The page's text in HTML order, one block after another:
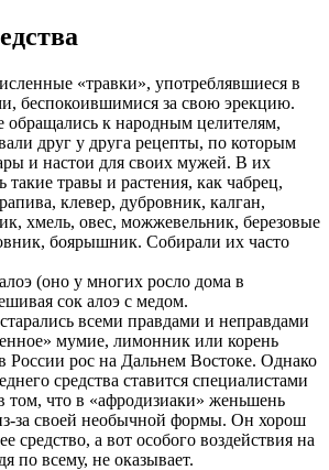
«травки», употреблявшиеся в
беспокоившимися за свою эрекцию.
обращались к народным целителям,
друг у друга рецепты, по которым
и настои для своих мужей. В их
такие травы и растения, как чабрец,
клевер, дубровник, калган,
хмель, овес, можжевельник, березовые
боярышник. Собирали их часто
(оно у многих росло дома в
сок алоэ с медом.
всеми правдами и неправдами
мумие, лимонник или корень
России рос на Дальнем Востоке. Однако
средства ставится специалистами
том, что в «афродизиаки» женьшень
за своей необычной формы. Он хорош
средство, а вот особого воздействия на
по всему, не оказывает.